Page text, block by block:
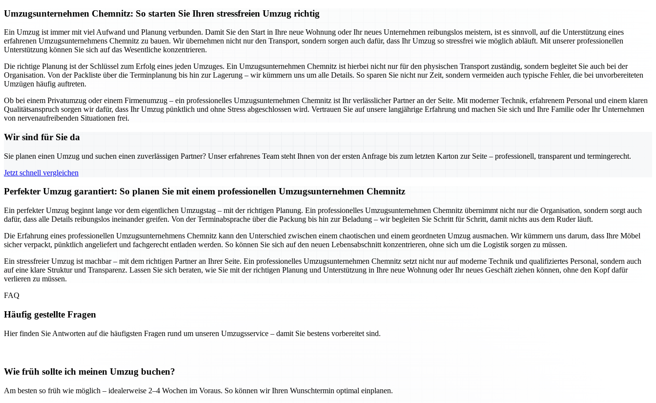
Umzugsunternehmen Chemnitz: So starten Sie Ihren stressfreien Umzug richtig
Ein Umzug ist immer mit viel Aufwand und Planung verbunden. Damit Sie den Start in Ihre neue Wohnung oder Ihr neues Unternehmen reibungslos meistern, ist es sinnvoll, auf die Unterstützung eines
erfahrenen Umzugsunternehmens Chemnitz zu bauen. Wir übernehmen nicht nur den Transport, sondern sorgen auch dafür, dass Ihr Umzug so stressfrei wie möglich abläuft. Mit unserer professionellen
Unterstützung können Sie sich auf das Wesentliche konzentrieren.
Die richtige Planung ist der Schlüssel zum Erfolg eines jeden Umzuges. Ein Umzugsunternehmen Chemnitz ist hierbei nicht nur für den physischen Transport zuständig, sondern begleitet Sie auch bei der
Organisation. Von der Packliste über die Terminplanung bis hin zur Lagerung – wir kümmern uns um alle Details. So sparen Sie nicht nur Zeit, sondern vermeiden auch typische Fehler, die bei unvorbereiteten
Umzügen häufig auftreten.
Ob bei einem Privatumzug oder einem Firmenumzug – ein professionelles Umzugsunternehmen Chemnitz ist Ihr verlässlicher Partner an der Seite. Mit moderner Technik, erfahrenem Personal und einem klaren
Qualitätsanspruch sorgen wir dafür, dass Ihr Umzug pünktlich und ohne Stress abgeschlossen wird. Vertrauen Sie auf unsere langjährige Erfahrung und machen Sie sich und Ihre Familie oder Ihr Unternehmen
von nervenaufreibenden Situationen frei.
Wir sind für Sie da
Sie planen einen Umzug und suchen einen zuverlässigen Partner? Unser erfahrenes Team steht Ihnen von der ersten Anfrage bis zum letzten Karton zur Seite – professionell, transparent und termingerecht.
Jetzt schnell vergleichen
Perfekter Umzug garantiert: So planen Sie mit einem professionellen Umzugsunternehmen Chemnitz
Ein perfekter Umzug beginnt lange vor dem eigentlichen Umzugstag – mit der richtigen Planung. Ein professionelles Umzugsunternehmen Chemnitz übernimmt nicht nur die Organisation, sondern sorgt auch
dafür, dass alle Details reibungslos ineinander greifen. Von der Terminabsprache über die Packung bis hin zur Beladung – wir begleiten Sie Schritt für Schritt, damit nichts aus dem Ruder läuft.
Die Erfahrung eines professionellen Umzugsunternehmens Chemnitz kann den Unterschied zwischen einem chaotischen und einem geordneten Umzug ausmachen. Wir kümmern uns darum, dass Ihre Möbel
sicher verpackt, pünktlich angeliefert und fachgerecht entladen werden. So können Sie sich auf den neuen Lebensabschnitt konzentrieren, ohne sich um die Logistik sorgen zu müssen.
Ein stressfreier Umzug ist machbar – mit dem richtigen Partner an Ihrer Seite. Ein professionelles Umzugsunternehmen Chemnitz setzt nicht nur auf moderne Technik und qualifiziertes Personal, sondern auch
auf eine klare Struktur und Transparenz. Lassen Sie sich beraten, wie Sie mit der richtigen Planung und Unterstützung in Ihre neue Wohnung oder Ihr neues Geschäft ziehen können, ohne den Kopf dafür
verlieren zu müssen.
FAQ
Häufig gestellte Fragen
Hier finden Sie Antworten auf die häufigsten Fragen rund um unseren Umzugsservice – damit Sie bestens vorbereitet sind.
Wie früh sollte ich meinen Umzug buchen?
Am besten so früh wie möglich – idealerweise 2–4 Wochen im Voraus. So können wir Ihren Wunschtermin optimal einplanen.